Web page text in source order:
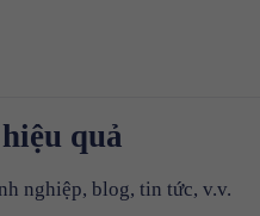
quả
nghiệp, blog, tin tức, v.v.